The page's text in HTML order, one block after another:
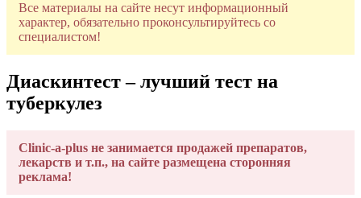
Все материалы на сайте несут информационный
характер, обязательно проконсультируйтесь со
специалистом!
Диаскинтест – лучший тест на
туберкулез
Clinic-a-plus не занимается продажей препаратов,
лекарств и т.п., на сайте размещена сторонняя
реклама!